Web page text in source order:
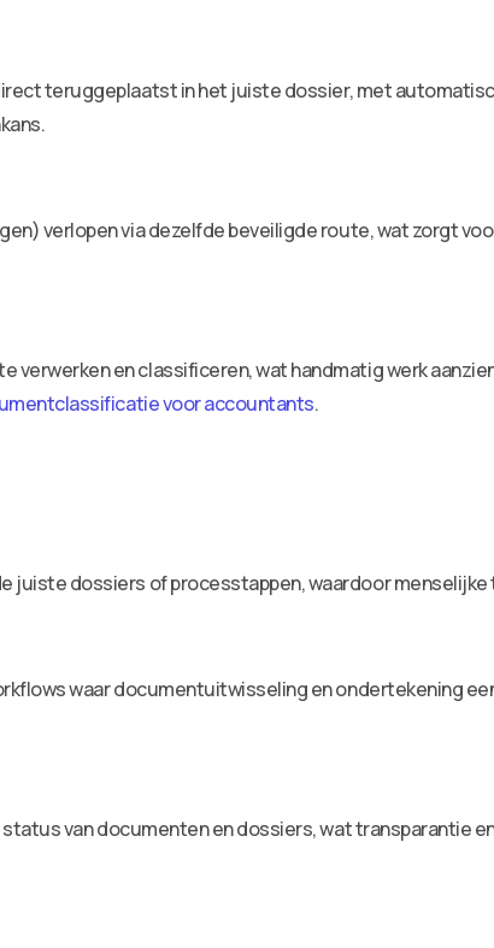
teruggeplaatst in het juiste dossier, met
verlopen via dezelfde beveiligde route, wat zorgt
verwerken en classificeren, wat handmatig werk
voor accountants.
juiste dossiers of processtappen, waardoor
waar documentuitwisseling en ondertekening
van documenten en dossiers, wat transparantie